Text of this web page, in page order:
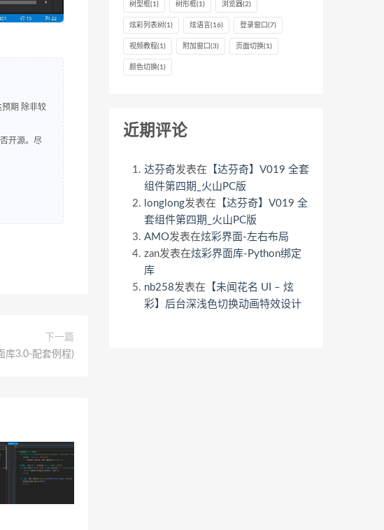
期 除非较
开源。尽
下一篇
库3.0-配套例程)
树型框(1) 树形框(1) 浏览器(2)
炫彩列表树(1) 炫语言 (16) 登录窗口 (7)
视频教程(1) 附加窗口 (3) 页面切换(1)
颜色切换(1)
近期评论
达芬奇发表在 【达芬奇】V019 全套
组件第四期_火山PC版
longlong发表在 【达芬奇】V019 全
套组件第四期_火山PC版
AMO发表在炫彩界面-左右布局
zan发表在炫彩界面库-Python绑定
库
nb258发表在 【未闻花名 UI – 炫
彩】后台深浅色切换动画特效设计